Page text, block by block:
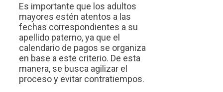
Es importante que los adultos
mayores estén atentos a las
fechas correspondientes a su
apellido paterno, ya que el
calendario de pagos se organiza
en base a este criterio. De esta
manera, se busca agilizar el
proceso y evitar contratiempos.